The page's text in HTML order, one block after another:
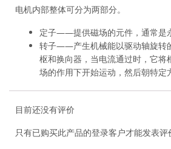
电机内部整体可分为两部分。
定子——提供磁场的元件，通常是
转子——产生机械能以驱动轴旋转
枢和换向器，当电流通过时，它将
场的作用下开始运动，然后朝特定
目前还没有评价
只有已购买此产品的登录客户才能发表评